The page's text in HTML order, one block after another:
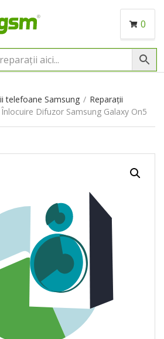
0
telefoane Samsung / Reparații
Înlocuire Difuzor Samsung Galaxy On5